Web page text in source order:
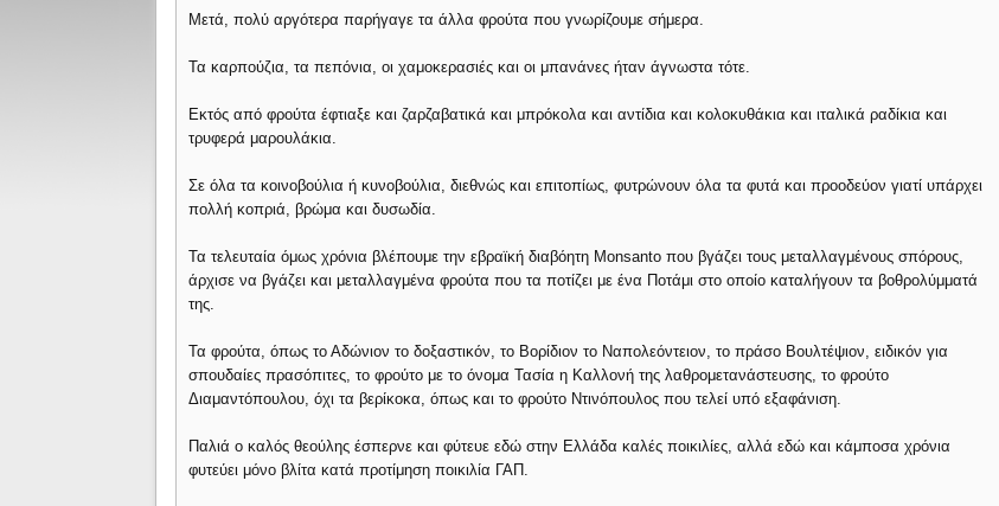
Μετά, πολύ αργότερα παρήγαγε τα άλλα φρούτα που γνωρίζουμε σήμερα.
Τα καρπούζια, τα πεπόνια, οι χαμοκερασιές και οι μπανάνες ήταν άγνωστα τότε.
Εκτός από φρούτα έφτιαξε και ζαρζαβατικά και μπρόκολα και αντίδια και κολοκυθάκια και ιταλικά ραδίκια και
τρυφερά μαρουλάκια.
Σε όλα τα κοινοβούλια ή κυνοβούλια, διεθνώς και επιτοπίως, φυτρώνουν όλα τα φυτά και προοδεύον γιατί υπάρχει
πολλή κοπριά, βρώμα και δυσωδία.
Τα τελευταία όμως χρόνια βλέπουμε την εβραϊκή διαβόητη Monsanto που βγάζει τους μεταλλαγμένους σπόρους,
άρχισε να βγάζει και μεταλλαγμένα φρούτα που τα ποτίζει με ένα Ποτάμι στο οποίο καταλήγουν τα βοθρολύμματά
της.
Τα φρούτα, όπως το Αδώνιον το δοξαστικόν, το Βορίδιον το Ναπολεόντειον, το πράσο Βουλτέψιον, ειδικόν για
σπουδαίες πρασόπιτες, το φρούτο με το όνομα Τασία η Καλλονή της λαθρομετανάστευσης, το φρούτο
Διαμαντόπουλου, όχι τα βερίκοκα, όπως και το φρούτο Ντινόπουλος που τελεί υπό εξαφάνιση.
Παλιά ο καλός θεούλης έσπερνε και φύτευε εδώ στην Ελλάδα καλές ποικιλίες, αλλά εδώ και κάμποσα χρόνια
φυτεύει μόνο βλίτα κατά προτίμηση ποικιλία ΓΑΠ.